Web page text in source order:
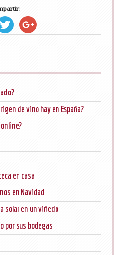
de vino hay en España?
en casa
en Navidad
solar en un viñedo
por sus bodegas